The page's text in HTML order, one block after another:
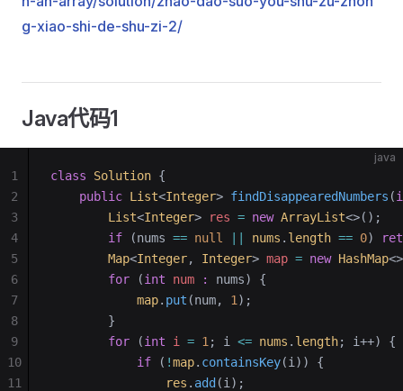
g-xiao-shi-de-shu-zi-2/
Java代码1
java
class Solution {
    public
List<Integer> findDisappearedNumbers (
        List
<Integer> res = new ArrayList<>();
        if
(nums == null nums . length == 0)
        Map
<Integer, Integer> map = new HashMap
        for
(int num :
nums) {
            map
. put (num, 1 );
        }
        for
(int i = 1 ; i <= nums . length; i++) {
            if
( !map. containsKey(i)) {
                res
. add (i);
1
2
3
4
5
6
7
8
9
10
11